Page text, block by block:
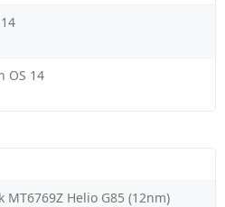
OS 14
MT6769Z Helio G85 (12nm)